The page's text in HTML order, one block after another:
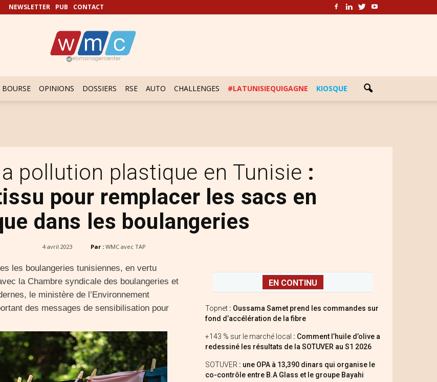
NEWSLETTER PUB CONTACT
BOURSE OPINIONS DOSSIERS RSE AUTO CHALLENGES #LATUNISIEQUIGAGNE KIOSQUE
pollution plastique en Tunisie :
pour remplacer les sacs en
dans les boulangeries
4 avril 2023 Par : WMC avec TAP
les boulangeries tunisiennes, en vertu
la Chambre syndicale des boulangeries et
le ministère de l’Environnement
des messages de sensibilisation pour
EN CONTINU
Topnet : Oussama Samet prend les commandes sur
fond d’accélération de la fibre
+143 % sur le marché local : Comment l’huile d’olive a
redessiné les résultats de la SOTUVER au S1 2026
SOTUVER : une OPA à 13,390 dinars qui organise le
co-contrôle entre B.A Glass et le groupe Bayahi